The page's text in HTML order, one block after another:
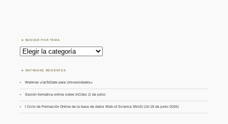
BUSCAR POR TEMA
Buscar
por
Tema
ENTRADAS RECIENTES
Webinar «UpToDate para Universidades»
Sesión formativa online sobre InCites (1 de julio)
I Ciclo de Formación Online de la base de datos Web of Science (WoS) (16-18 de junio 2026)